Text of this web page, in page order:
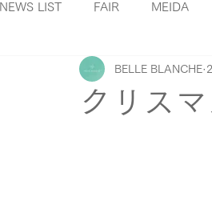
NEWS LIST FAIR MEIDA
ＭarryMe TOMIYA倉敷店
クリス
BELLE BLANCHE